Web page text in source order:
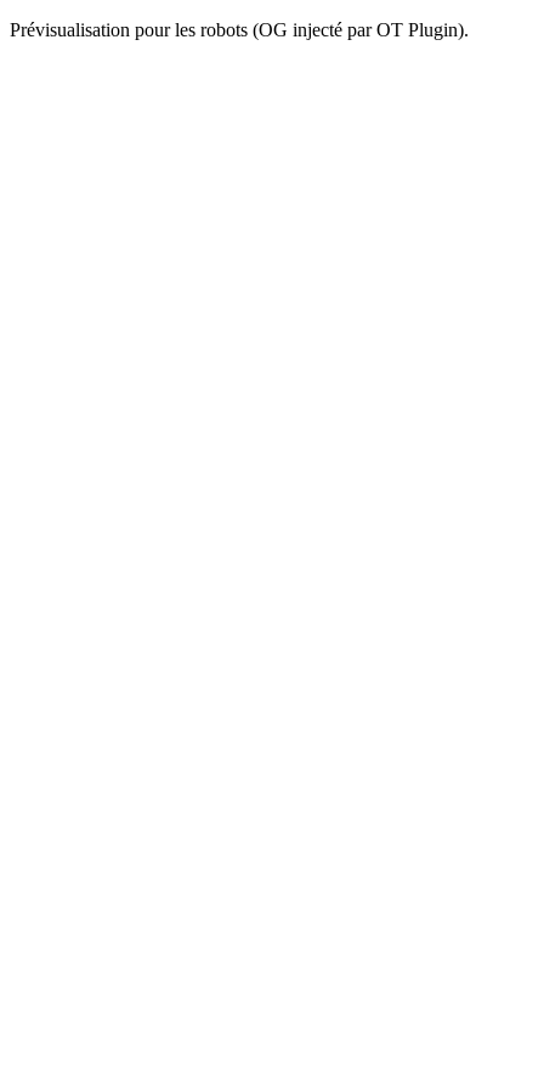
Prévisualisation pour les robots (OG injecté par OT Plugin).